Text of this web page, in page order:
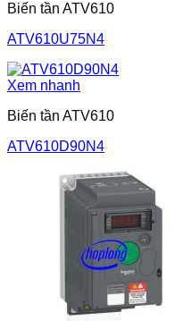
Biến tần ATV610
ATV610U75N4
Xem nhanh
Biến tần ATV610
ATV610D90N4